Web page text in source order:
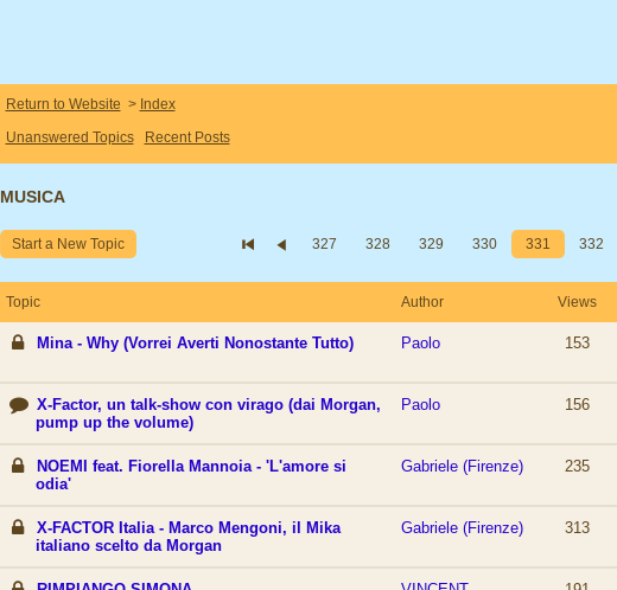
Return to Website > Index
Unanswered Topics
Recent Posts
MUSICA
Start a New Topic 327 328 329 330 331 332
Topic Author Views
Mina - Why (Vorrei Averti Nonostante Tutto) Paolo 153
X-Factor, un talk-show con virago (dai Morgan,
pump up the volume)
Paolo 156
NOEMI feat. Fiorella Mannoia - 'L'amore si
odia'
Gabriele (Firenze) 235
X-FACTOR Italia - Marco Mengoni, il Mika
italiano scelto da Morgan
Gabriele (Firenze) 313